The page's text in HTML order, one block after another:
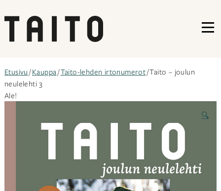
sisältöön
Etusivu /Kauppa/Taito-lehden irtonumerot/ Taito – joulun
neulelehti 3
Ale!
🔍